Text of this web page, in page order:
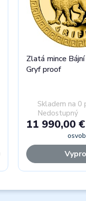
Zlatá mince
Gryf proof
Skladem na 0
Nedostupný
11 990,00 €